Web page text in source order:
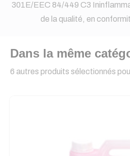
301E/EEC 84/449 C3
de la qualité, en
Dans la même
6 autres produits sélectionnés